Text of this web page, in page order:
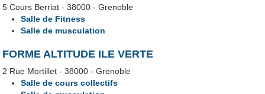
5 Cours Berriat - 38000 - Grenoble
Salle de Fitness
Salle de musculation
FORME ALTITUDE ILE VERTE
2 Rue Mortillet - 38000 - Grenoble
Salle de cours collectifs